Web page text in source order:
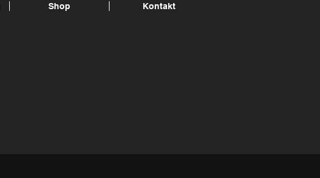
Shop Kontakt